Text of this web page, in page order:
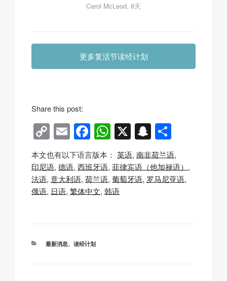
Carol McLeod, 8天
更多复活节读经计划
Share this post:
C
o
p
y
Li
E
m
ail
F
a
c
e
b
k
W
h
at
s
A
X S
n
a
p
享
本文也有以下语言版本： 英语 南非荷兰语
印尼语 德语 西班牙语 菲律宾语（他加禄语）
法语 意大利语 荷兰语 葡萄牙语 罗马尼亚语
俄语 日语 繁体中文 韩语
分
最新消息、 读经计划